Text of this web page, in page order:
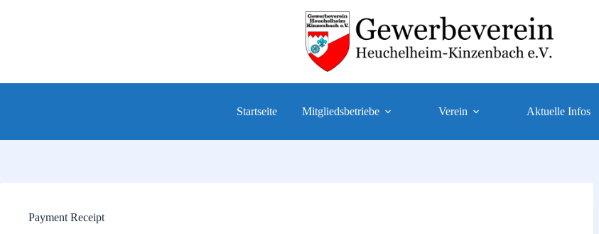
Startseite Mitgliedsbetriebe Verein Aktuelle Infos
Payment Receipt